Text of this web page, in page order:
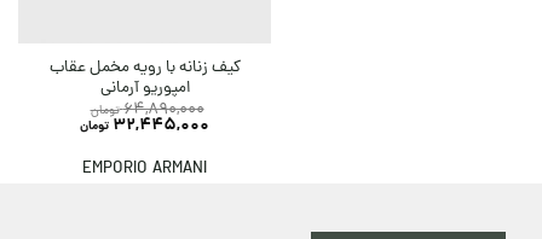
کیف زنانه با رویه مخمل عقاب
امپوریو آرمانی
64,890,000 تومان
32,445,000 تومان
EMPORIO ARMANI